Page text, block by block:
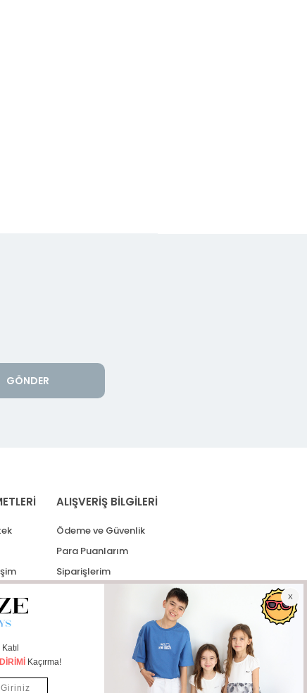
GÖNDER
ALIŞVERİŞ BİLGİLERİ
Ödeme ve Güvenlik
Para Puanlarım
Siparişlerim